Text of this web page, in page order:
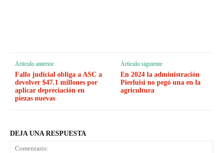
Artículo anterior
Fallo judicial obliga a ASC a
devolver $47.1 millones por
aplicar depreciación en
piezas nuevas
Artículo siguiente
En 2024 la administración
Pierluisi no pegó una en la
agricultura
DEJA UNA RESPUESTA